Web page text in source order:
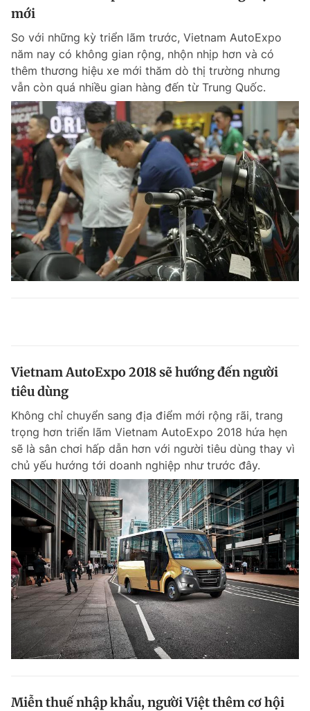
mới
So với những kỳ triển lãm trước, Vietnam AutoExpo
năm nay có không gian rộng, nhộn nhịp hơn và có
thêm thương hiệu xe mới thăm dò thị trường nhưng
vẫn còn quá nhiều gian hàng đến từ Trung Quốc.
Vietnam AutoExpo 2018 sẽ hướng đến người
tiêu dùng
Không chỉ chuyển sang địa điểm mới rộng rãi, trang
trọng hơn triển lãm Vietnam AutoExpo 2018 hứa hẹn
sẽ là sân chơi hấp dẫn hơn với người tiêu dùng thay vì
chủ yếu hướng tới doanh nghiệp như trước đây.
Miễn thuế nhập khẩu, người Việt thêm cơ hội